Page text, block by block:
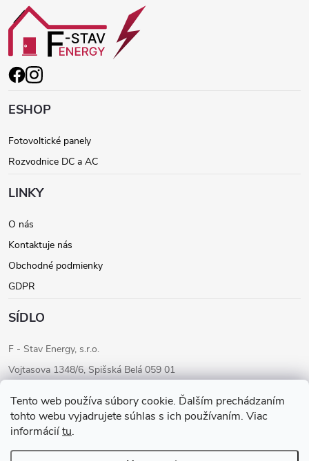
Tento web používa súbory cookie. Ďalším prechádzaním
tohto webu vyjadrujete súhlas s ich používaním. Viac
informáciítu.
á
p
ä
e
ESHOP
Fotovoltické panely
Rozvodnice DC a AC
LINKY
O nás
Kontaktuje nás
Obchodné podmienky
GDPR
SÍDLO
F - Stav Energy, s.r.o.
Vojtasova 1348/6, Spišská Belá 059 01
IČ DPH: SK2023283680
Konateľ: Ondrej Fudaly
Tel: +421 911 565 363